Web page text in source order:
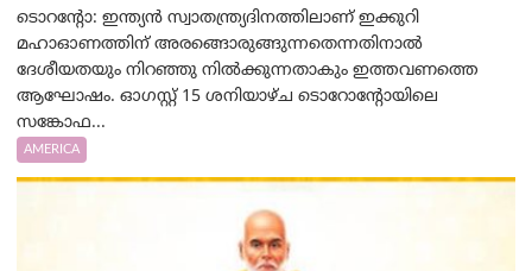
ടൊറന്റോ: ഇന്ത്യൻ സ്വാതന്ത്ര്യദിനത്തിലാണ് ഇക്കുറി
മഹാഓണത്തിന് അരങ്ങൊരുങ്ങുന്നതെന്നതിനാൽ
ദേശീയതയും നിറഞ്ഞു നിൽക്കുന്നതാകും ഇത്തവണത്തെ
ആഘോഷം. ഓഗസ്റ്റ് 15 ശനിയാഴ്ച ടൊറോന്റോയിലെ
സങ്കോഫ...
AMERICA